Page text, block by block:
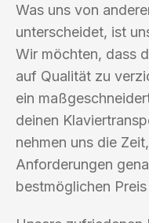
Was uns von
unterscheidet, ist
Wir möchten, dass
auf Qualität zu
ein
deinen
nehmen uns die
Anforderungen
bestmöglichen